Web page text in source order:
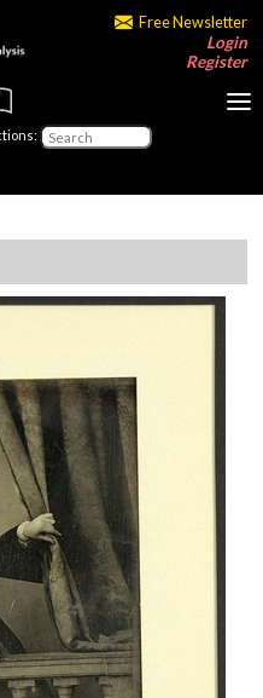
Free Newsletter
Login
Register